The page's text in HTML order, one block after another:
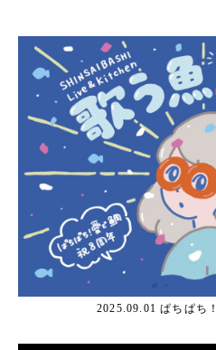
2025.09.01 ぱちぱち